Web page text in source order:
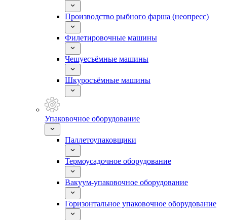
Производство рыбного фарша (неопресс)
Филетировочные машины
Чешуесъёмные машины
Шкуросъёмные машины
Упаковочное оборудование
Паллетоупаковщики
Термоусадочное оборудование
Вакуум-упаковочное оборудование
Горизонтальное упаковочное оборудование